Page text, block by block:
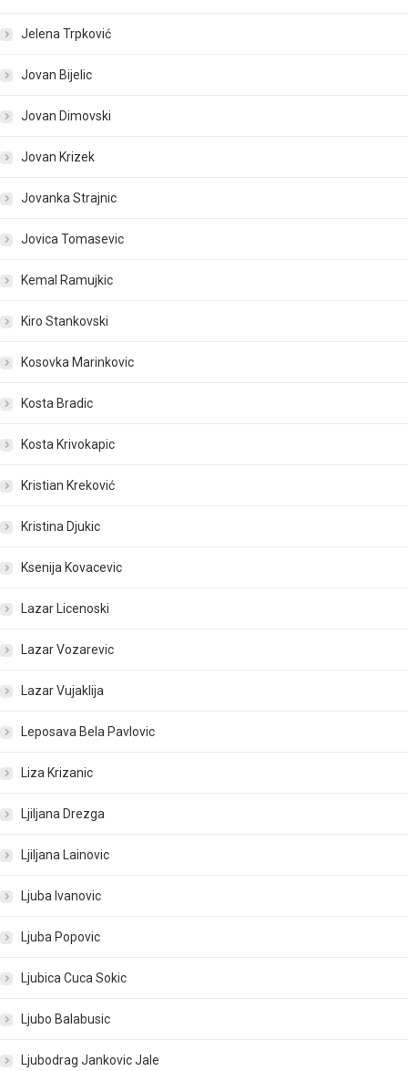
Jelena Trpković
Jovan Bijelic
Jovan Dimovski
Jovan Krizek
Jovanka Strajnic
Jovica Tomasevic
Kemal Ramujkic
Kiro Stankovski
Kosovka Marinkovic
Kosta Bradic
Kosta Krivokapic
Kristian Kreković
Kristina Djukic
Ksenija Kovacevic
Lazar Licenoski
Lazar Vozarevic
Lazar Vujaklija
Leposava Bela Pavlovic
Liza Krizanic
Ljiljana Drezga
Ljiljana Lainovic
Ljuba Ivanovic
Ljuba Popovic
Ljubica Cuca Sokic
Ljubo Balabusic
Ljubodrag Jankovic Jale